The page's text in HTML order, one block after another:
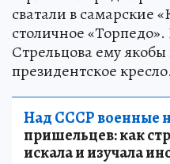
сватали в самарские
столичное
Стрельцова ему
президентское кресло.
Над СССР военные
пришельцев: как
искала и изучала